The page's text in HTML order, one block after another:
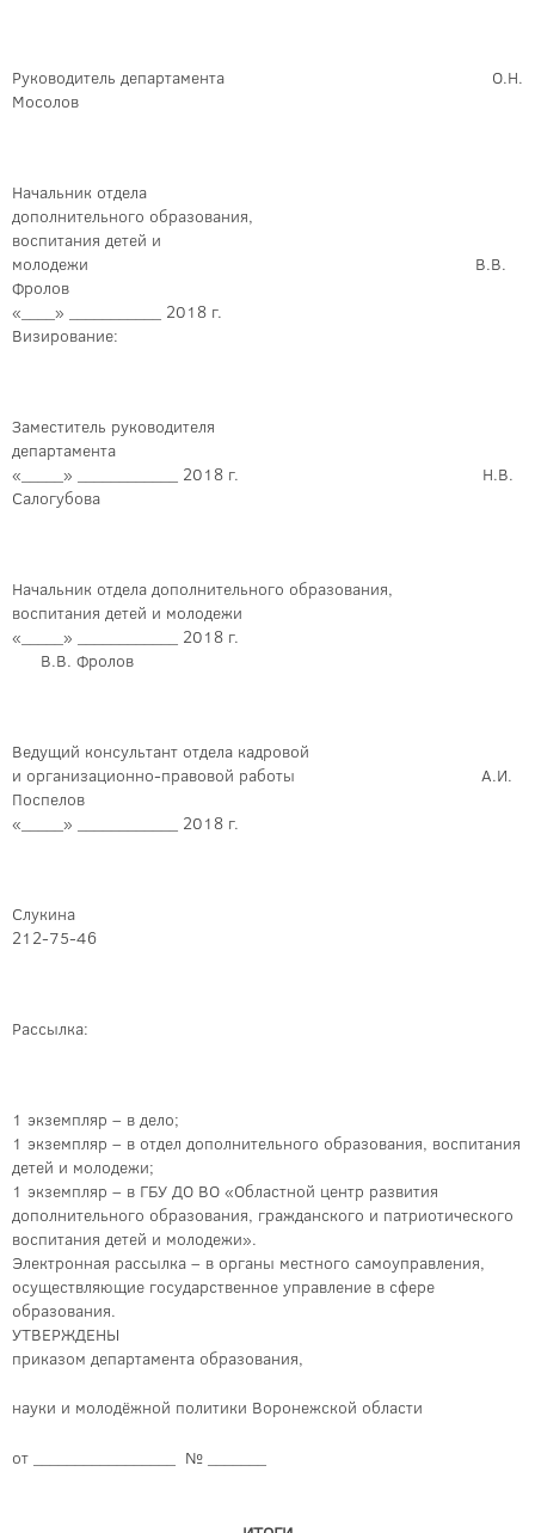
Руководитель департамента О.Н.
Мосолов
Начальник отдела
дополнительного образования,
воспитания детей и
молодежи В.В.
Фролов
«____» ___________ 2018 г.
Визирование:
Заместитель руководителя
департамента
«_____» ____________ 2018 г. Н.В.
Салогубова
Начальник отдела дополнительного образования,
воспитания детей и молодежи
«_____» ____________ 2018 г.
В.В. Фролов
Ведущий консультант отдела кадровой
и организационно-правовой работы А.И.
Поспелов
«_____» ____________ 2018 г.
Слукина
212-75-46
Рассылка:
1 экземпляр – в дело;
1 экземпляр – в отдел дополнительного образования, воспитания
детей и молодежи;
1 экземпляр – в ГБУ ДО ВО «Областной центр развития
дополнительного образования, гражданского и патриотического
воспитания детей и молодежи».
Электронная рассылка – в органы местного самоуправления,
осуществляющие государственное управление в сфере
образования.
УТВЕРЖДЕНЫ
приказом департамента образования,
науки и молодёжной политики Воронежской области
от _________________ № _______